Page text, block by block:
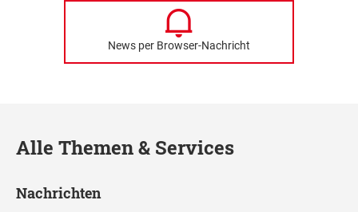
News per Browser-Nachricht
Alle Themen & Services
Nachrichten